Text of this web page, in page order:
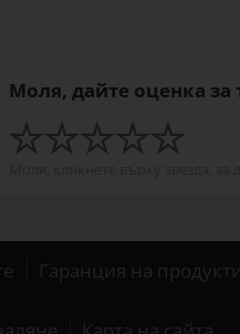
Моля, дайте оценка за
Гаранция на